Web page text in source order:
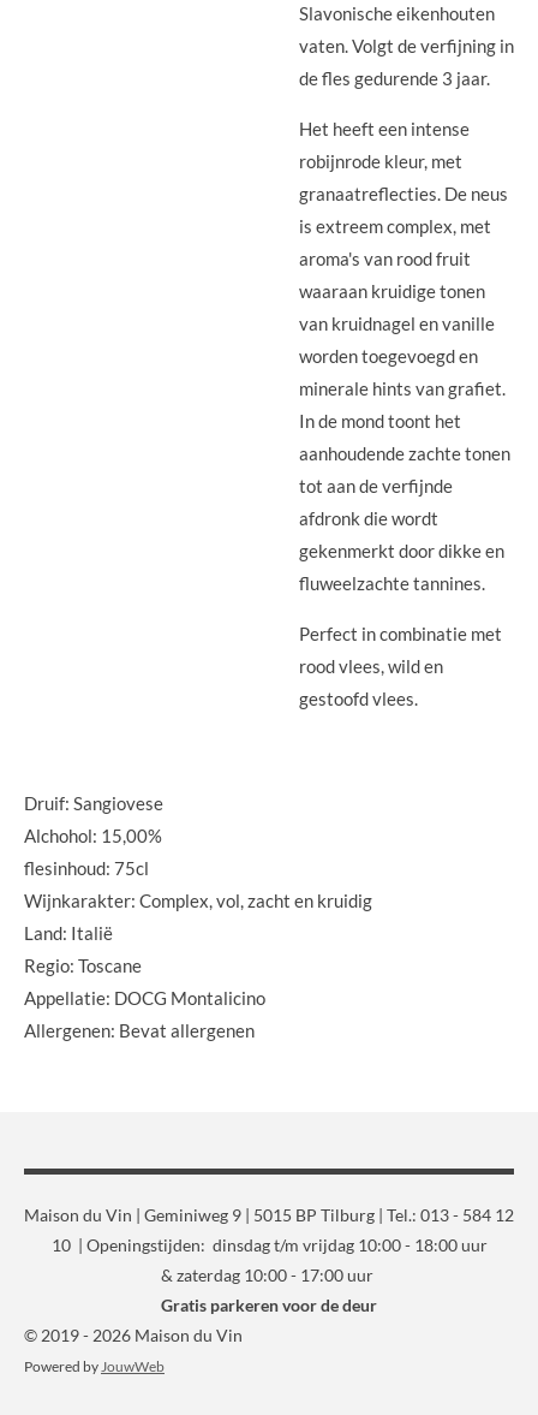
Slavonische eikenhouten
vaten. Volgt de verfijning in
de fles gedurende 3 jaar.
Het heeft een intense
robijnrode kleur, met
granaatreflecties. De neus
is extreem complex, met
aroma's van rood fruit
waaraan kruidige tonen
van kruidnagel en vanille
worden toegevoegd en
minerale hints van grafiet.
In de mond toont het
aanhoudende zachte tonen
tot aan de verfijnde
afdronk die wordt
gekenmerkt door dikke en
fluweelzachte tannines.
Perfect in combinatie met
rood vlees, wild en
gestoofd vlees.
Druif: Sangiovese
Alchohol: 15,00%
flesinhoud: 75cl
Wijnkarakter: Complex, vol, zacht en kruidig
Land: Italië
Regio: Toscane
Appellatie: DOCG Montalicino
Allergenen: Bevat allergenen
Maison du Vin | Geminiweg 9 | 5015 BP Tilburg | Tel.: 013 - 584 12
10 | Openingstijden: dinsdag t/m vrijdag 10:00 - 18:00 uur
& zaterdag 10:00 - 17:00 uur
Gratis parkeren voor de deur
© 2019 - 2026 Maison du Vin
Powered by JouwWeb